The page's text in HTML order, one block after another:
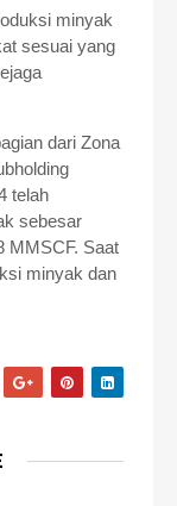
minyak
sesuai yang
dari Zona
telah
sebesar
MMSCF. Saat
minyak dan